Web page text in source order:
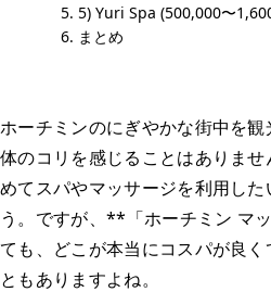
5) Yuri Spa (500,000〜
まとめ
ホーチミンのにぎやかな街中を
体のコリを感じることはありま
めてスパやマッサージを利用し
う。ですが、**「ホーチミン マ
ても、どこが本当にコスパが良
ともありますよね。